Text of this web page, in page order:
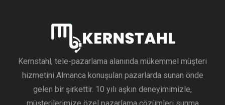
Kernstahl, tele-pazarlama alanında mükemmel müşteri
hizmetini Almanca konuşulan pazarlarda sunan önde
gelen bir şirkettir. 10 yılı aşkın deneyimimizle,
müşterilerimize özel pazarlama çözümleri sunma